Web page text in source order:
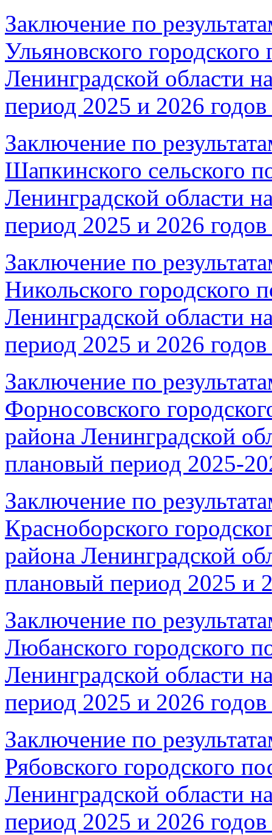
Заключение по
Ульяновского
Ленинградской области
период 2025 и 2026
Заключение по
Шапкинского сельского
Ленинградской области
период 2025 и 2026
Заключение по
Никольского городского
Ленинградской области
период 2025 и 2026
Заключение по
Форносовского
района Ленинградской
плановый период 2025-
Заключение по
Красноборского
района Ленинградской
плановый период 2025 и
Заключение по
Любанского городского
Ленинградской области
период 2025 и 2026
Заключение по
Рябовского городского
Ленинградской области
период 2025 и 2026